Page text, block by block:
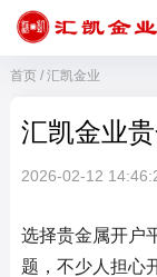
首页/ 汇凯金业
汇凯金业
2026-02-12
选择贵金属开户
题，不少人担心